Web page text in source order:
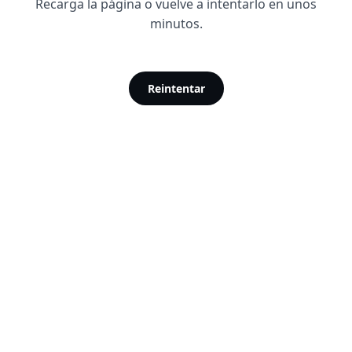
Recarga la página o vuelve a intentarlo en unos
minutos.
Reintentar